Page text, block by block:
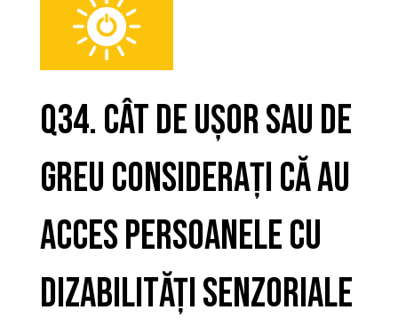
Q34. Cât de ușor sau de
greu considerați că au
acces persoanele cu
DIZABILITĂȚI SENZORIALE